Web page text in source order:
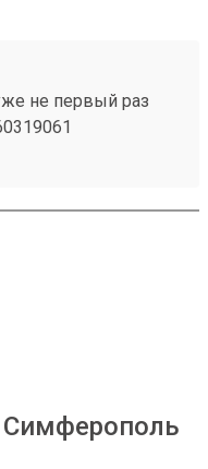
не первый раз
Симферополь